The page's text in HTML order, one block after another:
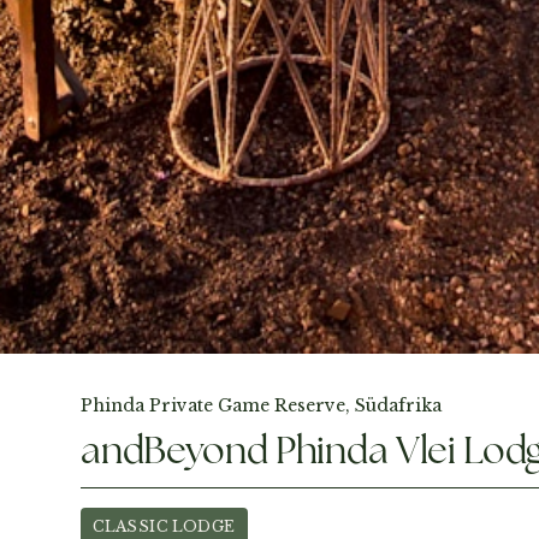
Fotos ansehen
Phinda Private Game Reserve, Südafrika
andBeyond Phinda Vlei
CLASSIC LODGE